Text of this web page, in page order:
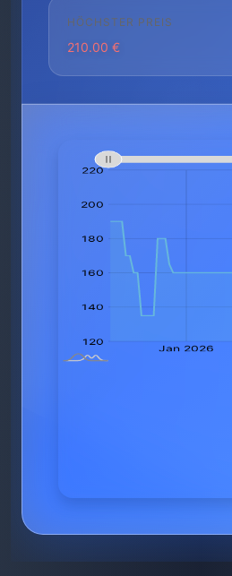
HÖCHSTER PREIS
210.00 €